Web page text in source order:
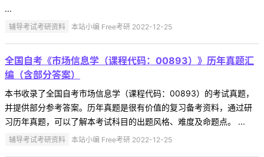
...
辅导考试考研资料 本站小编 Free考研 2022-12-25
全国自考《市场信息学（课程代码：00893）》历年真题汇
编（含部分答案）
本书收录了全国自考市场信息学（课程代码：00893）的考试真题，
并提供部分参考答案。历年真题是很有价值的复习备考资料，通过研
习历年真题，可以了解本考试科目的出题风格、难度及命题点。 ...
辅导考试考研资料 本站小编 Free考研 2022-12-25